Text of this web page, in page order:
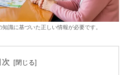
識に基づいた正しい情報が必要です。
次